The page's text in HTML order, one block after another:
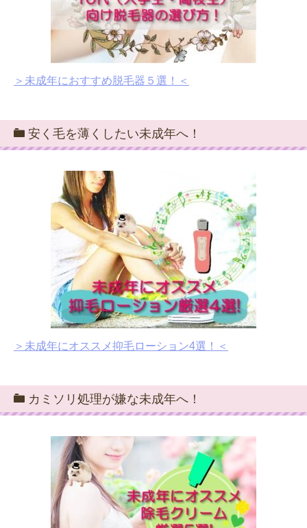
＞未成年におすすめ脱毛器５選！＜
安く毛を薄くしたい未成年へ！
＞未成年にオススメ抑毛ローション4選！＜
カミソリ処理が嫌な未成年へ！